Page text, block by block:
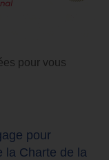
pour vous
pour
la Charte de la